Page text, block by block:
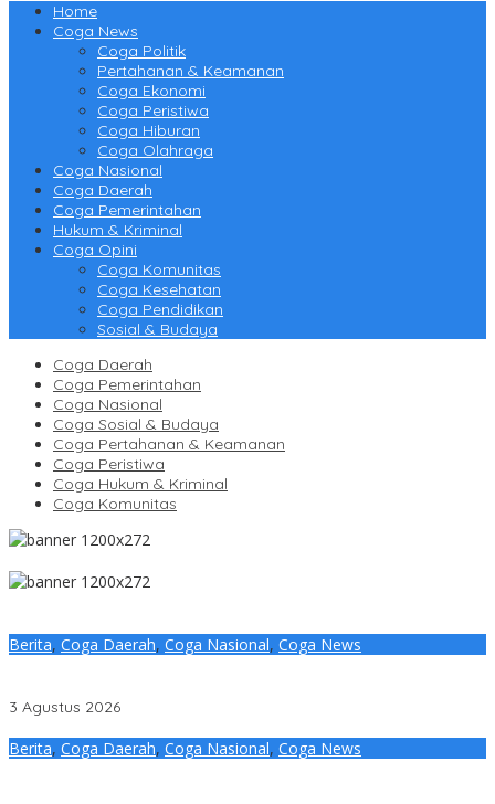
Home
Coga News
Coga Politik
Pertahanan & Keamanan
Coga Ekonomi
Coga Peristiwa
Coga Hiburan
Coga Olahraga
Coga Nasional
Coga Daerah
Coga Pemerintahan
Hukum & Kriminal
Coga Opini
Coga Komunitas
Coga Kesehatan
Coga Pendidikan
Sosial & Budaya
Coga Daerah
Coga Pemerintahan
Coga Nasional
Coga Sosial & Budaya
Coga Pertahanan & Keamanan
Coga Peristiwa
Coga Hukum & Kriminal
Coga Komunitas
Berita, Coga Daerah, Coga Nasional, Coga News
3 Agustus 2026
Berita, Coga Daerah, Coga Nasional, Coga News